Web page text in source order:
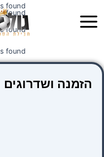
לתוכן
Menu
found
found
found
found
הזמנה ושדרוגים